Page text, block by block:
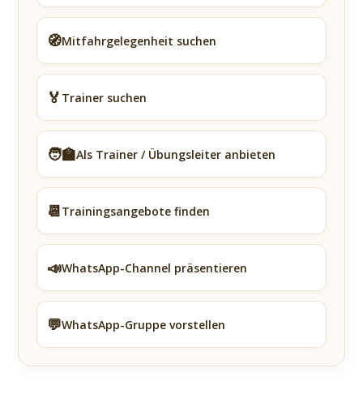
🧭Mitfahrgelegenheit suchen
🏅 Trainer suchen
🧑‍🏫Als Trainer / Übungsleiter anbieten
📆Trainingsangebote finden
📣WhatsApp-Channel präsentieren
💬WhatsApp-Gruppe vorstellen